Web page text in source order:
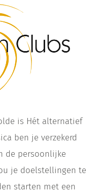
is Hét alternatief
ben je verzekerd
de persoonlijke
je doelstellingen te
starten met een